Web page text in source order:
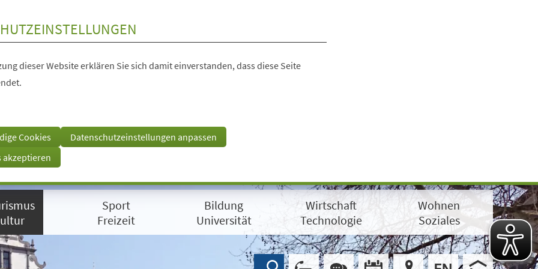
dieser Website erklären Sie sich damit einverstanden, dass diese Seite
Cookies
Datenschutzeinstellungen anpassen
akzeptieren
Sport
Freizeit
Bildung
Universität
Wirtschaft
Technologie
Wohnen
Soziales